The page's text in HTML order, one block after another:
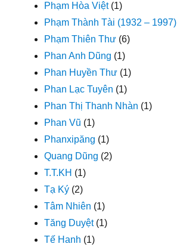
Phạm Hòa Việt(1)
Phạm Thành Tài (1932 – 1997)
Phạm Thiên Thư (6)
Phan Anh Dũng (1)
Phan Huyền Thư (1)
Phan Lạc Tuyên (1)
Phan Thị Thanh Nhàn (1)
Phan Vũ (1)
Phanxipăng (1)
Quang Dũng (2)
T.T.KH (1)
Tạ Ký (2)
Tâm Nhiên (1)
Tăng Duyệt(1)
Tế Hanh (1)